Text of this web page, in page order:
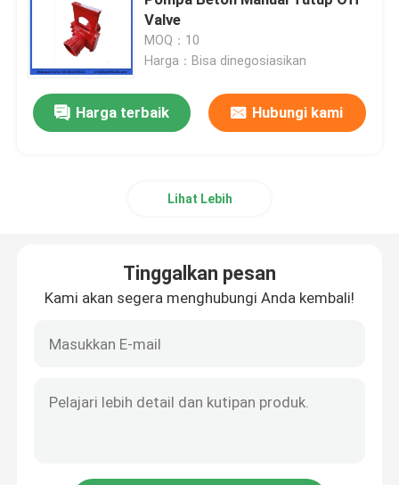
suku cadang truk pengaduk beton
Suku cadang pabrik batching
selang karet pompa beton
Valve
MOQ：10
Harga：Bisa dinegosiasikan
Harga terbaik Hubungi kami
Lihat Lebih
Tinggalkan pesan
Kami akan segera menghubungi Anda kembali!